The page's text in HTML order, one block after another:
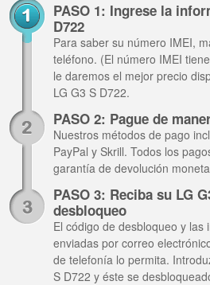
PASO 1: Ingrese la
D722
Para saber su número IMEI,
teléfono. (El número IMEI
le daremos el mejor precio
LG G3 S D722.
PASO 2: Pague de
Nuestros métodos de pago
PayPal y Skrill. Todos los
garantía de devolución
PASO 3: Reciba su LG
desbloqueo
El código de desbloqueo y las
enviadas por correo
de telefonía lo permita.
S D722 y éste se